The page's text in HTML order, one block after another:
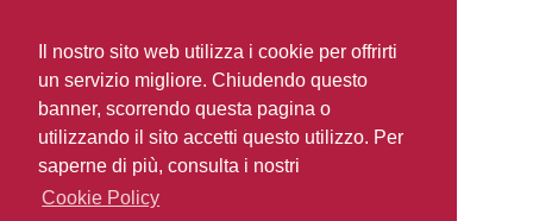
Il nostro sito web utilizza i cookie per offrirti
un servizio migliore. Chiudendo questo
banner, scorrendo questa pagina o
utilizzando il sito accetti questo utilizzo. Per
saperne di più, consulta i nostri
Cookie Policy